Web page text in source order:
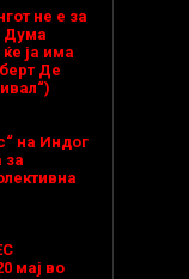
не е за
Дума
ја има
Де
на Индог
за
мај во